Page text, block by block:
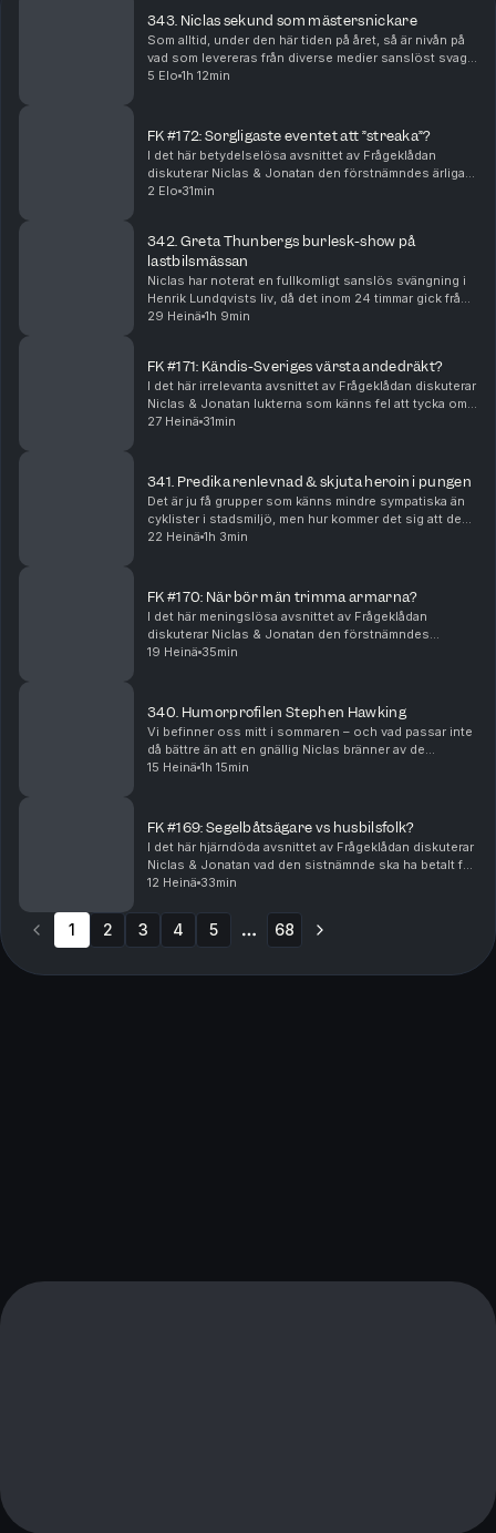
343. Niclas sekund som mästersnickare
Som alltid, under den här tiden på året, så är nivån på
vad som levereras från diverse medier sanslöst svag –
men vad är det mest bisarra som går att rota fram från
5 Elo 1h 12min
FK #172: Sorgligaste eventet att ”streaka”?
I det här betydelselösa avsnittet av Frågeklådan
diskuterar Niclas & Jonatan den förstnämndes ärliga
syn på TV-spel, vilket som är det sorgligaste
2 Elo 31min
342. Greta Thunbergs burlesk-show på
lastbilsmässan
Niclas har noterat en fullkomligt sanslös svängning i
Henrik Lundqvists liv, då det inom 24 timmar gick från
lyxig fläd till motsatsen. Vi plockar ut ett härligt gäng
29 Heinä 1h 9min
FK #171: Kändis-Sveriges värsta andedräkt?
I det här irrelevanta avsnittet av Frågeklådan diskuterar
Niclas & Jonatan lukterna som känns fel att tycka om,
oenighet gällande skivat bröd, diskmaskiners uselhet,
27 Heinä 31min
341. Predika renlevnad & skjuta heroin i pungen
Det är ju få grupper som känns mindre sympatiska än
cyklister i stadsmiljö, men hur kommer det sig att de
ofta är så lynniga och mästrande? Jonatan har trillat
22 Heinä 1h 3min
FK #170: När bör män trimma armarna?
I det här meningslösa avsnittet av Frågeklådan
diskuterar Niclas & Jonatan den förstnämndes
enorma vändning gällande hur man bör säga ett barns
19 Heinä 35min
340. Humorprofilen Stephen Hawking
Vi befinner oss mitt i sommaren – och vad passar inte
då bättre än att en gnällig Niclas bränner av de
fenomen som han stör sig allra mest på under den här
15 Heinä 1h 15min
FK #169: Segelbåtsägare vs husbilsfolk?
I det här hjärndöda avsnittet av Frågeklådan diskuterar
Niclas & Jonatan vad den sistnämnde ska ha betalt för
att se lika uselt som sin poddkumpan livet ut, ett nytt
12 Heinä 33min
1 2 3 4 5 68